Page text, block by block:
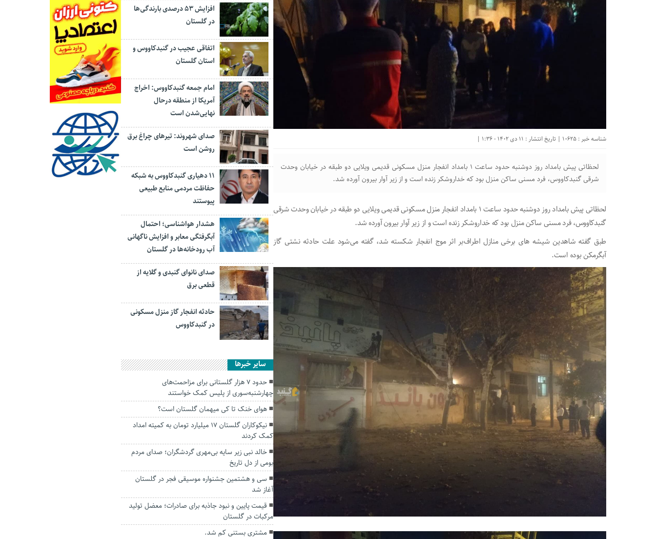
شناسه خبر : 10625 | تاریخ انتشار : 11 دی 1402 - 1:36 |
لحظاتی پیش بامداد روز دوشنبه حدود ساعت 1 بامداد انفجار منزل مسکونی قدیمی ویلایی دو طبقه در خیابان وحدت
شرقی گنبدکاووس، فرد مسنی ساکن منزل بود که خداروشکر زنده است و از زیر آوار بیرون آورده شد.
لحظاتی پیش بامداد روز دوشنبه حدود ساعت 1 بامداد انفجار منزل مسکونی قدیمی ویلایی دو طبقه در خیابان وحدت شرقی
گنبدکاووس، فرد مسنی ساکن منزل بود که خداروشکر زنده است و از زیر آوار بیرون آورده شد.
طبق گفته شاهدین شیشه های برخی منازل اطراف‌بر اثر موج‌ انفجار شکسته شد، گفته می‌شود علت حادثه نشتی گاز
آبگرمکن بوده است.
افزایش ۵۳ درصدی بارندگی‌ها
در گلستان
اتفاقی عجیب در‌ گنبدکاووس و
استان گلستان
امام جمعه گنبدکاووس: اخراج
آمریکا از منطقه درحال
نهایی‌شدن است
صدای شهروند: تیرهای چراغ برق
روشن است
۱۱ دهیاری گنبدکاووس به شبکه
حفاظت مردمی منابع طبیعی
پیوستند
هشدار هواشناسی؛ احتمال
آبگرفتگی معابر و افزایش ناگهانی
آب رودخانه‌ها در گلستان
صدای نانوای گنبدی و گلایه از
قطعی برق
حادثه انفجار گاز منزل مسکونی
در گنبدکاووس
سایر خبرها
حدود ۷ هزار گلستانی برای مزاحمت‌های
چهارشنبه‌سوری از پلیس کمک خواستند
هوای خنک تا کی میهمان گلستان است؟
نیکوکاران گلستان ۱۷ میلیارد تومان به کمیته امداد
کمک کردند
خالد نبی زیر سایه بی‌مهری گردشگران؛ صدای مردم
بومی از دل تاریخ
سی و هشتمین جشنواره موسیقی فجر در گلستان
آغاز شد
قیمت پایین و نبود جاذبه برای صادرات؛ معضل تولید
مرکبات‌ در گلستان
مشتری بستنی کم ‌شد.